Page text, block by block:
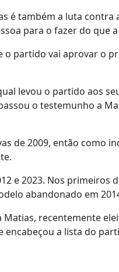
é também a luta
para o fazer do que
o partido vai aprovar o
levou o partido aos
o testemunho a
de 2009, então como
e 2023. Nos primeiros
abandonado em
recentemente
encabeçou a lista do